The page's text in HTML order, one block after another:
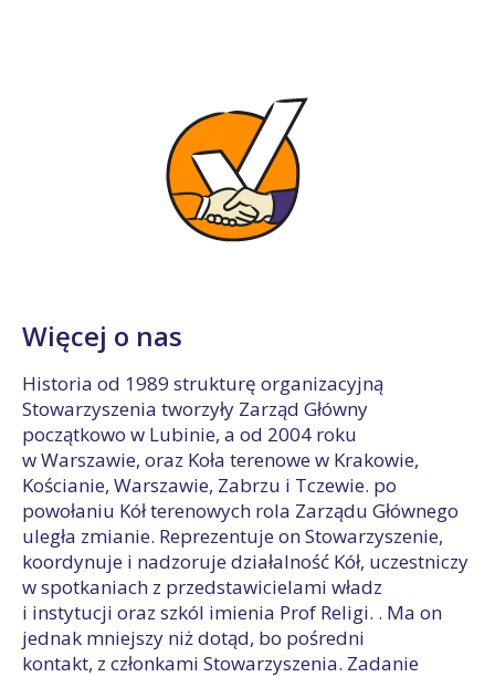
Więcej o nas
Historia od 1989 strukturę organizacyjną
Stowarzyszenia tworzyły Zarząd Główny
początkowo w Lubinie, a od 2004 roku
w Warszawie, oraz Koła terenowe w Krakowie,
Kościanie, Warszawie, Zabrzu i Tczewie. po
powołaniu Kół terenowych rola Zarządu Głównego
uległa zmianie. Reprezentuje on Stowarzyszenie,
koordynuje i nadzoruje działalność Kół, uczestniczy
w spotkaniach z przedstawicielami władz
i instytucji oraz szkól imienia Prof Religi. . Ma on
jednak mniejszy niż dotąd, bo pośredni
kontakt, z członkami Stowarzyszenia. Zadanie